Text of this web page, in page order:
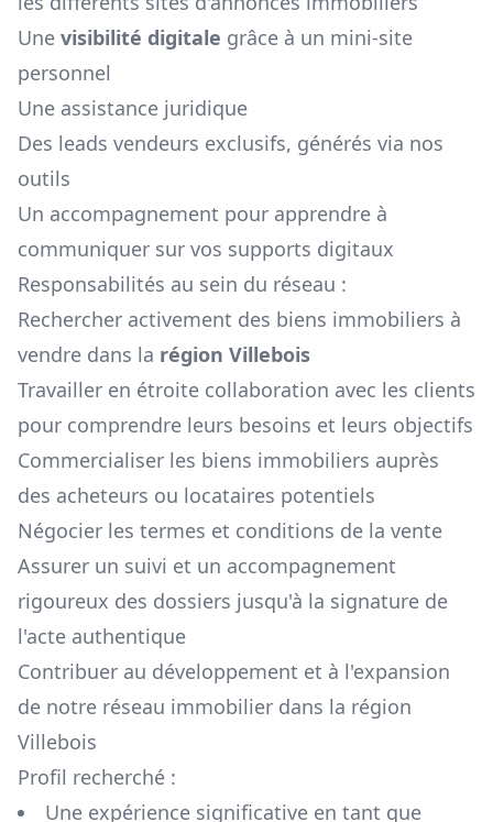
Une visibilité digitale grâce à un mini-site
personnel
Une assistance juridique
Des leads vendeurs exclusifs, générés via nos
outils
Un accompagnement pour apprendre à
communiquer sur vos supports digitaux
Responsabilités au sein du réseau :
Rechercher activement des biens immobiliers à
vendre dans la région Villebois
Travailler en étroite collaboration avec les clients
pour comprendre leurs besoins et leurs objectifs
Commercialiser les biens immobiliers auprès
des acheteurs ou locataires potentiels
Négocier les termes et conditions de la vente
Assurer un suivi et un accompagnement
rigoureux des dossiers jusqu'à la signature de
l'acte authentique
Contribuer au développement et à l'expansion
de notre réseau immobilier dans la région
Villebois
Profil recherché :
Une expérience significative en tant que